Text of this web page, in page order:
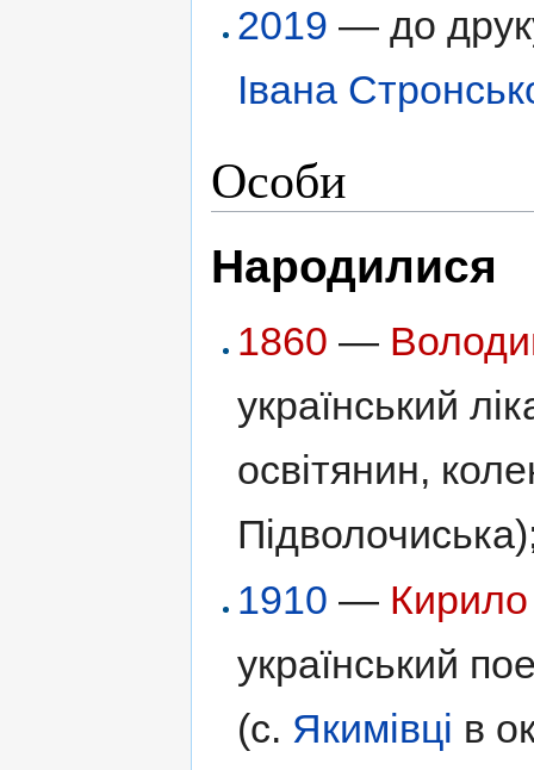
2019 — до
Івана
Особи
Народилися
1860 —
український
освітянин,
1910 —
український
(с. Якимівці в